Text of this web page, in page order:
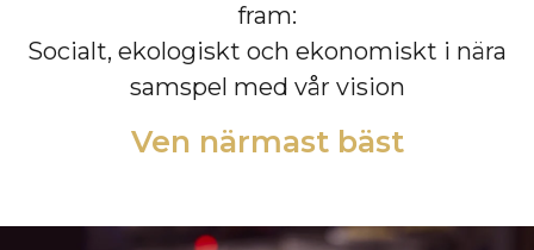
fram:
Socialt, ekologiskt och ekonomiskt i nära
samspel med vår vision
Ven närmast bäst